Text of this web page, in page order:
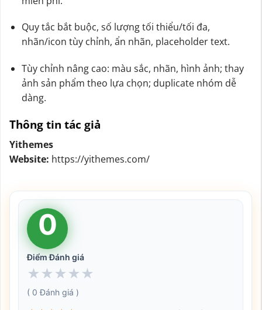
Quy tắc bắt buộc, số lượng tối thiểu/tối đa,
nhãn/icon tùy chỉnh, ẩn nhãn, placeholder text.
Tùy chỉnh nâng cao: màu sắc, nhãn, hình ảnh; thay
ảnh sản phẩm theo lựa chọn; duplicate nhóm dễ
dàng.
Thông tin tác giả
Yithemes
Website: https://yithemes.com/
0
Điểm Đánh giá
★ ★ ★ ★ ★
( 0 Đánh giá )